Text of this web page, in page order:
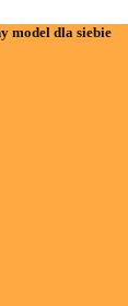
model dla siebie